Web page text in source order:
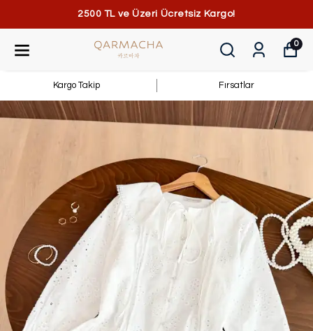
2500 TL ve Üzeri Ücretsiz Kargo!
0
Kargo Takip Fırsatlar